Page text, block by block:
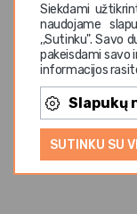
Siekdami
naudojame
,,Sutinku". Savo
pakeisdami savo
informacijos
Slapukų
SUTINKU SU
HoReCa sektoriui.